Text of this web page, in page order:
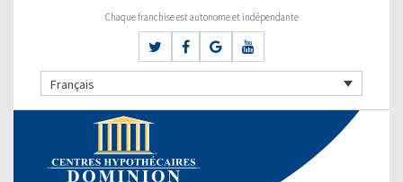
Chaque franchise est autonome et indépendante
Français